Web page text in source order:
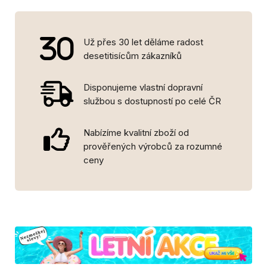
Už přes 30 let děláme radost
desetitisícům zákazníků
Disponujeme vlastní dopravní
službou s dostupností po celé ČR
Nabízíme kvalitní zboží od
prověřených výrobců za rozumné
ceny